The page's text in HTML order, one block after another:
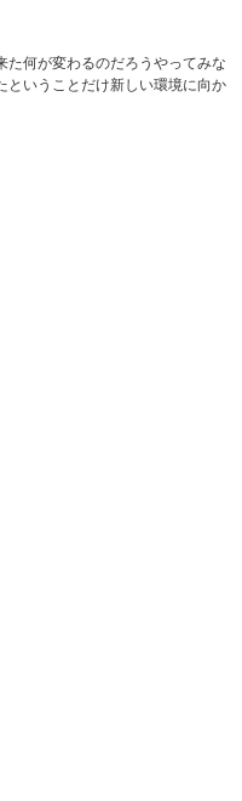
何が変わるのだろうやってみな
ということだけ新しい環境に向か